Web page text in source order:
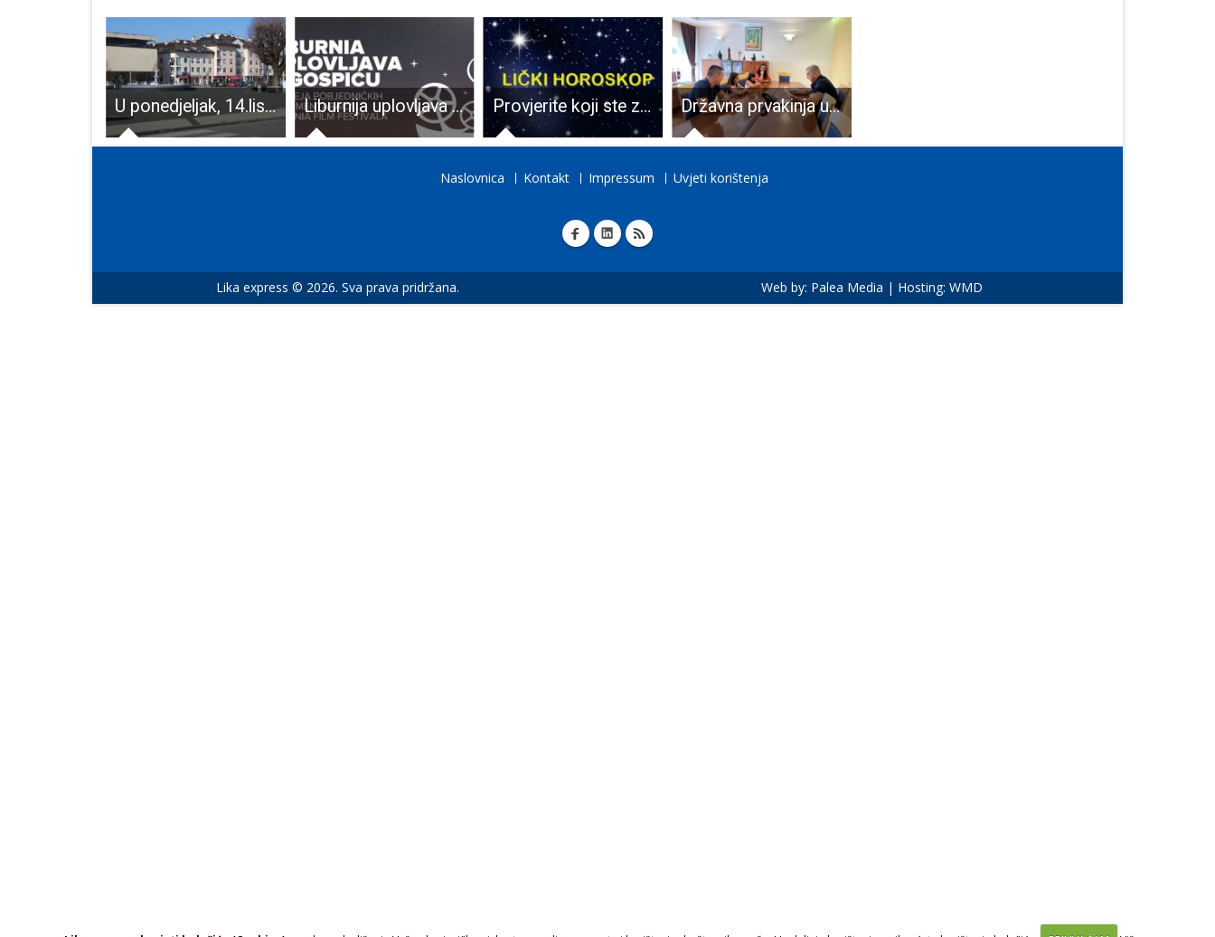
U ponedjeljak, 14.listopada u Gospić dolazi pučka pravobraniteljica. Ako vas nešto “žulja” dođite i pitajte je Liburnija uplovljava u Gospić Provjerite koji ste znak po ličkom horoskopu. Jeste li vuk, šljiva, krumpir ili buša? Državna prvakinja u atletici Plazma sportskih igara mladih Sara Žarak na prijemu kod gradonačelnika
Naslovnica Kontakt Impressum Uvjeti korištenja
Lika express © 2026. Sva prava pridržana. Web by: Palea Media | Hosting: WMD